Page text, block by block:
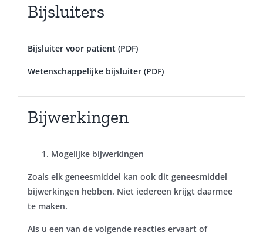
Bijsluiters
Bijsluiter voor patient (PDF)
Wetenschappelijke bijsluiter (PDF)
Bijwerkingen
Mogelijke bijwerkingen
Zoals elk geneesmiddel kan ook dit geneesmiddel
bijwerkingen hebben. Niet iedereen krijgt daarmee
te maken.
Als u een van de volgende reacties ervaart of